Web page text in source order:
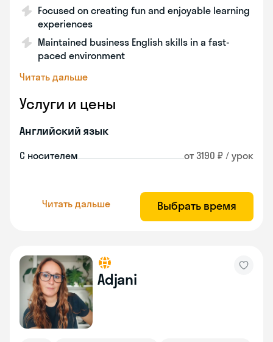
Focused on creating fun and enjoyable learning
experiences
Maintained business English skills in a fast-
paced environment
Читать дальше
Услуги и цены
Английский язык
С носителем от 3190 ₽ / урок
Читать дальше Выбрать время
Adjani